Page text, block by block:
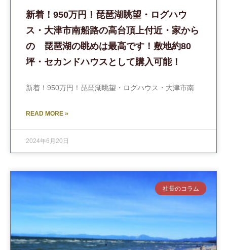
新着！950万円！琵琶湖眺望・ログハウ
ス・大津市南船路の高台頂上付近・家から
の 琵琶湖の眺めは最高です！敷地約80
坪・セカンドハウスとして購入可能！
新着！950万円！琵琶湖眺望・ログハウス・大津市南
READ MORE »
2024年6月20日
社長のコラム